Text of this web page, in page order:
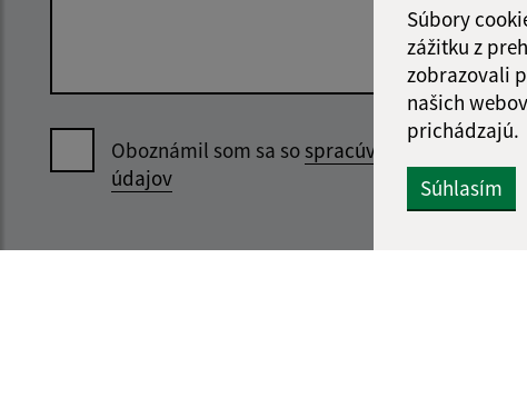
Súbory
zážitku z
zobrazovali
našich
prichádzajú.
Súhlasím
Oboznámil som sa sospracúvaním osobných
údajov